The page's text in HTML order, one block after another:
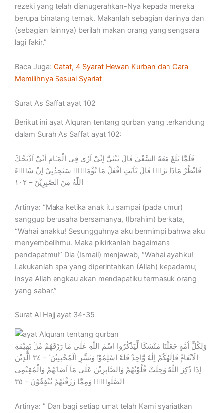
rezeki yang telah dianugerahkan-Nya kepada mereka
berupa binatang ternak. Makanlah sebagian darinya dan
(sebagian lainnya) berilah makan orang yang sengsara
lagi fakir.”
Baca Juga: Catat, 4 Syarat Hewan Kurban dan Cara
Memilihnya Sesuai Syariat
Surat As Saffat ayat 102
Berikut ini ayat Alquran tentang qurban yang terkandung
dalam Surah As Saffat ayat 102:
فَلَمَّا بَلَغَ مَعَهُ السَّعْيَ قَالَ يٰبُنَيَّ اِنِّيْٓ اَرٰى فِى الْمَنَامِ اَنِّيْٓ اَذْبَحُكَ
فَانْظُرْ مَاذَا تَرٰىۗ قَالَ يٰٓاَبَتِ افْعَلْ مَا تُؤْمَرُۖ سَتَجِدُنِيْٓ اِنْ شَاۤءَ
اللّٰهُ مِنَ الصّٰبِرِيْنَ – ١٠٢
Artinya: “Maka ketika anak itu sampai (pada umur)
sanggup berusaha bersamanya, (Ibrahim) berkata,
“Wahai anakku! Sesungguhnya aku bermimpi bahwa aku
menyembelihmu. Maka pikirkanlah bagaimana
pendapatmu!” Dia (Ismail) menjawab, “Wahai ayahku!
Lakukanlah apa yang diperintahkan (Allah) kepadamu;
insya Allah engkau akan mendapatiku termasuk orang
yang sabar.”
Surat Al Hajj ayat 34-35
وَلِكُلِّ اُمَّةٍ جَعَلْنَا مَنْسَكًا لِّيَذْكُرُوا اسْمَ اللّٰهِ عَلٰى مَا رَزَقَهُمْ مِّنْۢ بَهِيْمَةِ
الْاَنْعَامِۗ فَاِلٰهُكُمْ اِلٰهٌ وَّاحِدٌ فَلَهٗٓ اَسْلِمُوْاۗ وَبَشِّرِ الْمُخْبِتِيْنَ ۙ – ٣٤ الَّذِيْنَ
اِذَا ذُكِرَ اللّٰهُ وَجِلَتْ قُلُوْبُهُمْ وَالصَّابِرِيْنَ عَلٰى مَآ اَصَابَهُمْ وَالْمُقِيْمِى
الصَّلٰوةِۙ وَمِمَّا رَزَقْنٰهُمْ يُنْفِقُوْنَ – ٣٥
Artinya: ” Dan bagi setiap umat telah Kami syariatkan